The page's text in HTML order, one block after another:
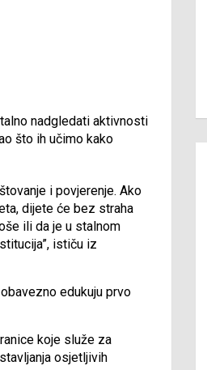
nadgledati aktivnosti
što ih učimo kako
i povjerenje. Ako
dijete će bez straha
ili da je u stalnom
ističu iz
edukuju prvo
koje služe za
osjetljivih